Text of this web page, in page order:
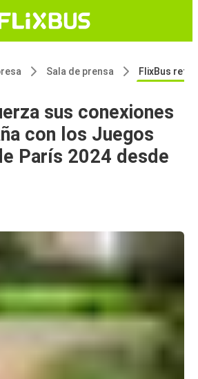
Sala de prensa FlixBus refuerza sus conexiones desde España con los
sus conexiones
con los Juegos
París 2024 desde